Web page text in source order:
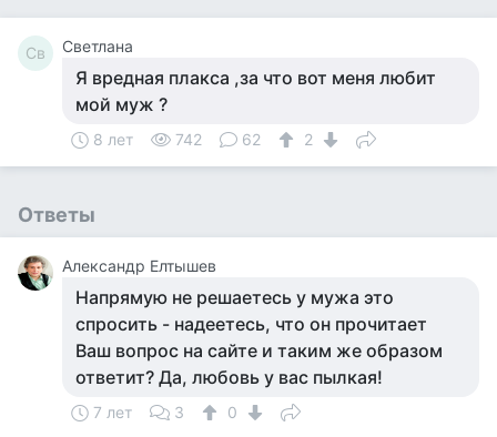
Св Светлана
Я вредная плакса ,за что вот меня любит
мой муж ?
8 лет 742 62 2
Ответы
Александр Елтышев
Напрямую не решаетесь у мужа это
спросить - надеетесь, что он прочитает
Ваш вопрос на сайте и таким же образом
ответит? Да, любовь у вас пылкая!
7 лет 3 0